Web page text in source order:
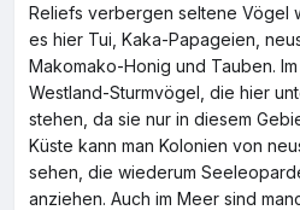
Reliefs verbergen seltene Vögel
es hier Tui, Kaka-Papageien,
Makomako-Honig und Tauben.
Westland-Sturmvögel, die hier
stehen, da sie nur in diesem
Küste kann man Kolonien von
sehen, die wiederum
anziehen. Auch im Meer sind